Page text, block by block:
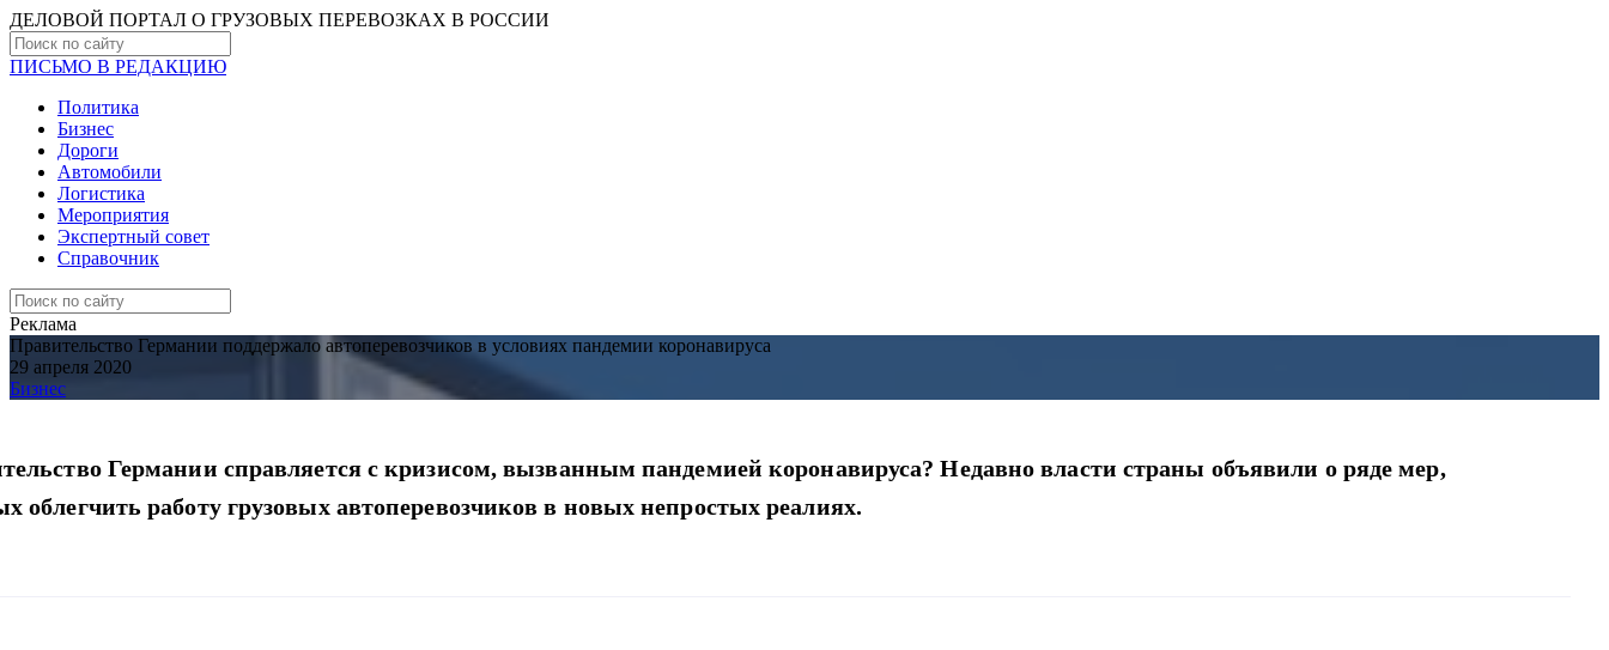
ДЕЛОВОЙ ПОРТАЛ О ГРУЗОВЫХ ПЕРЕВОЗКАХ В РОCСИИ
ПИСЬМО В РЕДАКЦИЮ
Политика
Бизнес
Дороги
Автомобили
Логистика
Мероприятия
Экспертный совет
Справочник
Реклама
Правительство Германии поддержало автоперевозчиков в условиях пандемии коронавируса
29 апреля 2020
Бизнес
Германии справляется с кризисом, вызванным пандемией коронавируса? Недавно власти страны объявили о ряде мер,
облегчить работу грузовых автоперевозчиков в новых непростых реалиях.